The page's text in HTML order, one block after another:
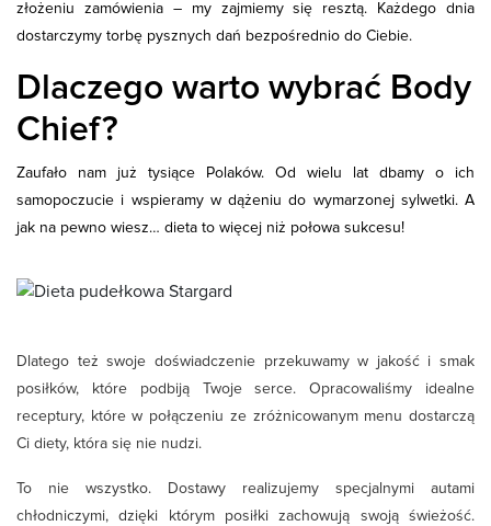
złożeniu zamówienia – my zajmiemy się resztą. Każdego dnia
dostarczymy torbę pysznych dań bezpośrednio do Ciebie.
Dlaczego warto wybrać Body
Chief?
Zaufało nam już tysiące Polaków. Od wielu lat dbamy o ich
samopoczucie i wspieramy w dążeniu do wymarzonej sylwetki. A
jak na pewno wiesz… dieta to więcej niż połowa sukcesu!
Dlatego też swoje doświadczenie przekuwamy w jakość i smak
posiłków, które podbiją Twoje serce. Opracowaliśmy idealne
receptury, które w połączeniu ze zróżnicowanym menu dostarczą
Ci diety, która się nie nudzi.
To nie wszystko. Dostawy realizujemy specjalnymi autami
chłodniczymi, dzięki którym posiłki zachowują swoją świeżość.